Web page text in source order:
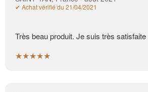
✔ Achat vérifié du 21/04/2021
Très beau produit. Je suis très satisfaite
★★★★★